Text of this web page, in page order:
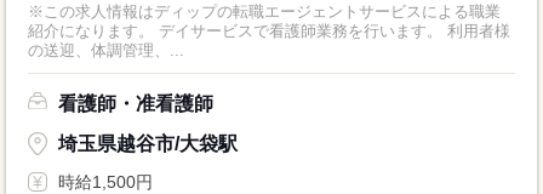
※この求人情報はディップの転職エージェントサービスによる職業
紹介になります。 デイサービスで看護師業務を行います。 利用者様
の送迎、体調管理、...
看護師・准看護師
埼玉県越谷市/大袋駅
時給1,500円